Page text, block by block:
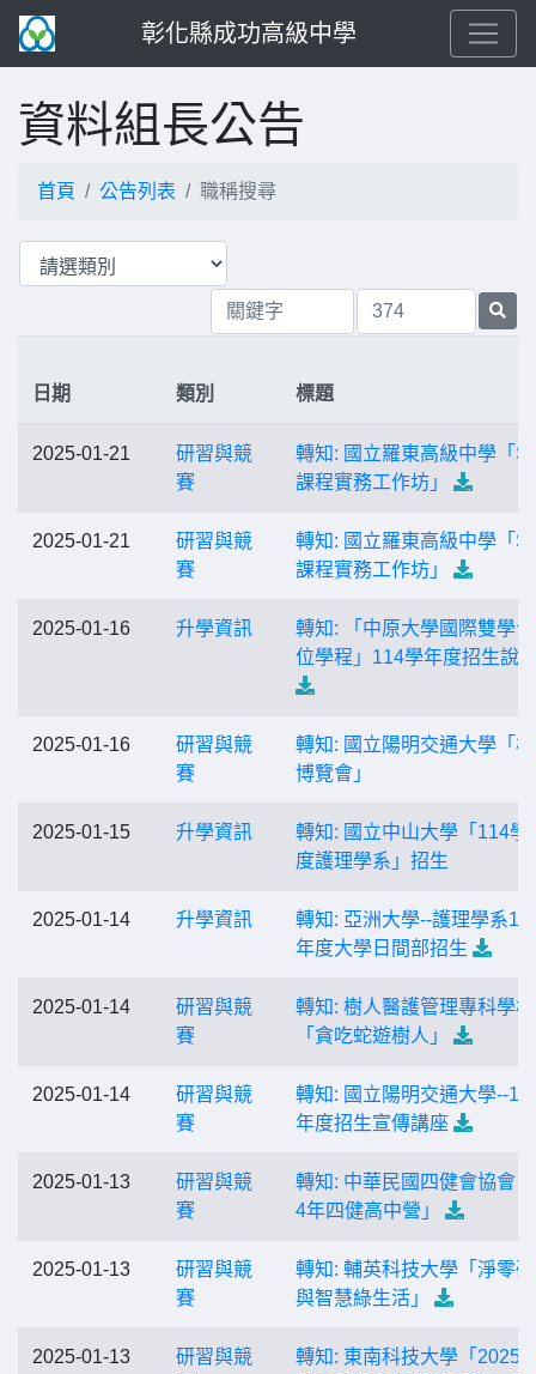
彰化縣成功高級中學
資料組長公告
首頁 公告列表 職稱搜尋
日期 類別 標題
2025-01-21
研習與競
賽
轉知: 國立羅東高級中學「
課程實務工作坊」
2025-01-21
研習與競
賽
轉知: 國立羅東高級中學「
課程實務工作坊」
2025-01-16 升學資訊
轉知: 「中原大學國際雙學
位學程」114學年度招生說
2025-01-16
研習與競
賽
轉知: 國立陽明交通大學「
博覽會」
2025-01-15 升學資訊
轉知: 國立中山大學「114學
度護理學系」招生
2025-01-14 升學資訊
轉知: 亞洲大學--護理學系
年度大學日間部招生
2025-01-14
研習與競
賽
轉知: 樹人醫護管理專科學校
「貪吃蛇遊樹人」
2025-01-14
研習與競
賽
轉知: 國立陽明交通大學--
年度招生宣傳講座
2025-01-13
研習與競
賽
轉知: 中華民國四健會協會
4年四健高中營」
2025-01-13
研習與競
賽
轉知: 輔英科技大學「淨零
與智慧綠生活」
2025-01-13
研習與競
轉知: 東南科技大學「2025